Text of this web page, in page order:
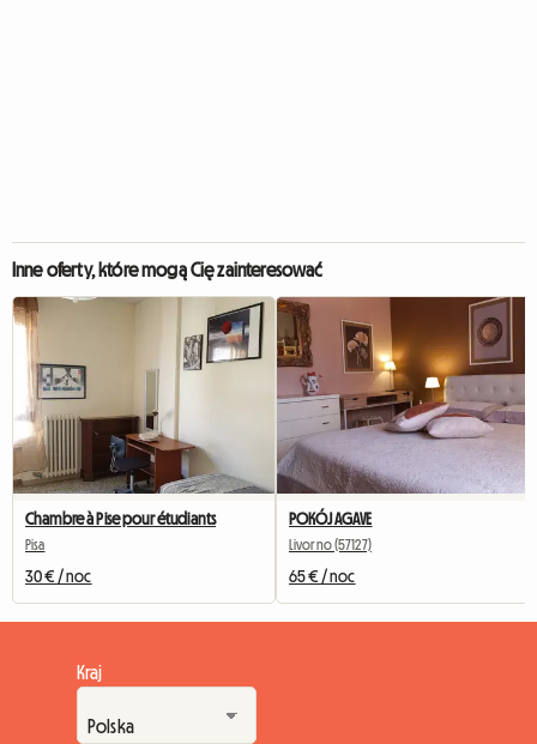
Inne oferty, które mogą Cię zainteresować
Chambre à Pise pour étudiants
Pisa
30 € / noc
POKÓJ AGAVE
Livorno (57127)
65 € / noc
Kraj